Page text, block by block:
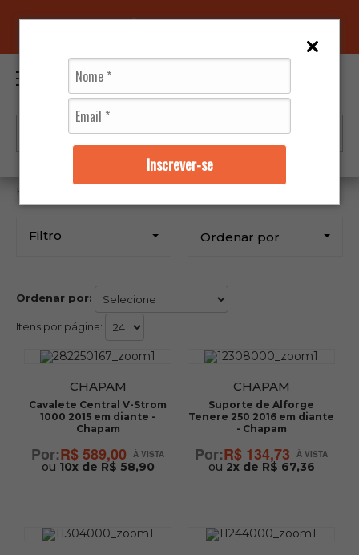
Inscrever-se
Filtro Ordenar por
Ordenar por:
Itens por página:
CHAPAM
Cavalete Central V-Strom
1000 2015 em diante -
Chapam
R$ 589,00
ou 10x de R$ 58,90
CHAPAM
Suporte de Alforge
Tenere 250 2016 em diante
- Chapam
R$ 134,73
ou 2x de R$ 67,36